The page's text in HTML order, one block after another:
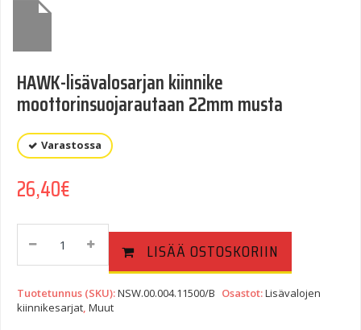
HAWK-lisävalosarjan kiinnike
moottorinsuojarautaan 22mm musta
Varastossa
26,40€
Lisävalosarjan
Moottorinsuojarautaan
22mm
LISÄÄ OSTOSKORIIN
Tuotetunnus (SKU):NSW.00.004.11500/B Osastot:Lisävalojen
kiinnikesarjat Muut